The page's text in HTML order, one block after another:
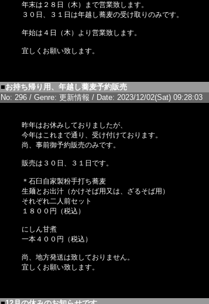
年末は２８日（木）まで営業致します。
３０日、３１日は年越し蕎麦の受け取りのみです。
年始は４日（木）より営業致します。
宜しくお願い致します。
■お持ち帰り用、年越し蕎麦予約販売
No: 296 / Genre: 更新情報 / Date: 2023/12/02(Sat) 09:28:03
昨年はお休みしておりましたが、
今年はこれまで通り、受け付けております。
尚、事前御予約販売のみです。
販売は３０日、３１日です。
＊石臼自家製粉手打ち蕎麦
生麺とお出汁（かけそば用又は、ざるそば用）
それぞれ二人前セット
１８００円（税込）
にしん甘煮
一本４００円（税込）
尚、地方発送は致しておりません。
宜しくお願い致します。